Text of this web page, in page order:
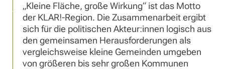
„Kleine Fläche, große Wirkung“ ist das Motto
der KLAR!-Region. Die Zusammenarbeit ergibt
sich für die politischen Akteur:innen logisch aus
den gemeinsamen Herausforderungen als
vergleichsweise kleine Gemeinden umgeben
von größeren bis sehr großen Kommunen